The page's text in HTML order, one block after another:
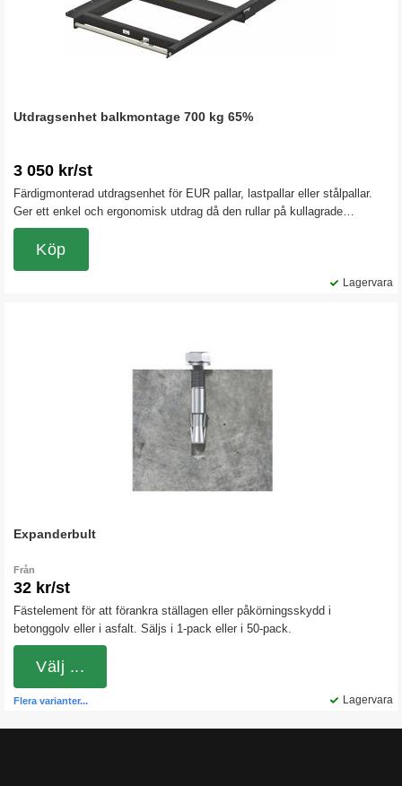
Utdragsenhet balkmontage 700 kg 65%
3 050 kr/st
Färdigmonterad utdragsenhet för EUR pallar, lastpallar eller stålpallar.
Ger ett enkel och ergonomisk utdrag då den rullar på kullagrade
expansioner. Levereras komplett med monteringssats (för upp till 150
mm höga balkar). Utdragsenheten monteras direkt på bärbalken och är
även försedd med en säkerhetsspärr för att inte åka ut av misstag.
Lagervara
Köp
Expanderbult
Från
32 kr/st
Fästelement för att förankra ställagen eller påkörningsskydd i
betonggolv eller i asfalt. Säljs i 1-pack eller i 50-pack.
Lagervara
Flera varianter...
Välj ...